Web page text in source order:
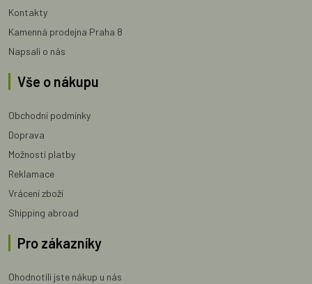
Kontakty
Kamenná prodejna Praha 8
Napsali o nás
Vše o nákupu
Obchodní podmínky
Doprava
Možnosti platby
Reklamace
Vrácení zboží
Shipping abroad
Pro zákazníky
Ohodnotili jste nákup u nás